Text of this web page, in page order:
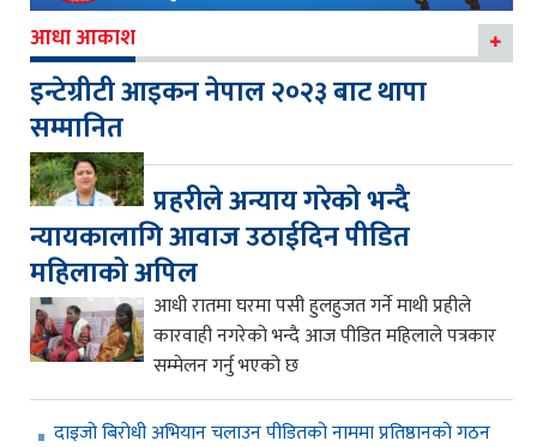
आधा आकाश
इन्टेग्रीटी आइकन नेपाल २०२३ बाट थापा
सम्मानित
प्रहरीले अन्याय गरेको भन्दै
न्यायकालागि आवाज उठाईदिन पीडित
महिलाको अपिल
आधी रातमा घरमा पसी हुलहुजत गर्ने माथी प्रहीले
कारवाही नगरेको भन्दै आज पीडित महिलाले पत्रकार
सम्मेलन गर्नु भएको छ
दाइजो बिरोधी अभियान चलाउन पीडितको नाममा प्रतिष्ठानको गठन